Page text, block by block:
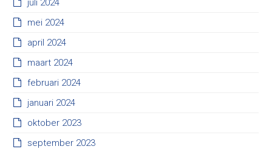
juli 2024
mei 2024
april 2024
maart 2024
februari 2024
januari 2024
oktober 2023
september 2023